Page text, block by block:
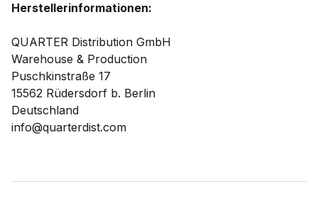
Herstellerinformationen:
QUARTER Distribution GmbH
Warehouse & Production
Puschkinstraße 17
15562 Rüdersdorf b. Berlin
Deutschland
info@quarterdist.com